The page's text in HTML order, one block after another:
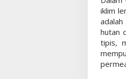
iklim
hutan
tipis,